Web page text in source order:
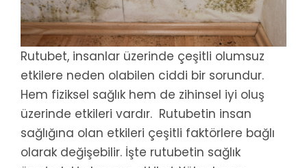
Rutubet, insanlar üzerinde çeşitli olumsuz
etkilere neden olabilen ciddi bir sorundur.
Hem fiziksel sağlık hem de zihinsel iyi oluş
üzerinde etkileri vardır. Rutubetin insan
sağlığına olan etkileri çeşitli faktörlere bağlı
olarak değişebilir. İşte rutubetin sağlık